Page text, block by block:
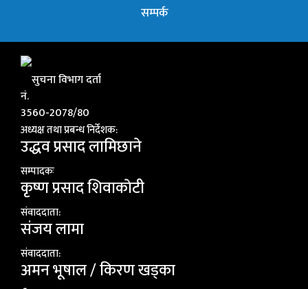
सम्पर्क
सुचना विभाग दर्ता
नं.
3560-2078/80
अध्यक्ष तथा प्रबन्ध निर्देशक:
उद्धव प्रसाद लामिछाने
सम्पादकः
कृष्ण प्रसाद शिवाकाेटी
संवाददाता:
संजय लामा
संवाददाता:
अमन भूषाल / किरण खड्का